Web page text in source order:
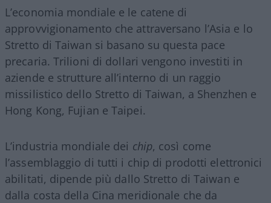
L’economia mondiale e le catene di
approvvigionamento che attraversano l’Asia e lo
Stretto di Taiwan si basano su questa pace
precaria. Trilioni di dollari vengono investiti in
aziende e strutture all’interno di un raggio
missilistico dello Stretto di Taiwan, a Shenzhen e
Hong Kong, Fujian e Taipei.
L’industria mondiale dei chip, così come
l’assemblaggio di tutti i chip di prodotti elettronici
abilitati, dipende più dallo Stretto di Taiwan e
dalla costa della Cina meridionale che da